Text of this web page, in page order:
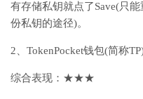
有存储私钥就点了Save(只
份私钥的途径)。
2、TokenPocket钱包(简称TP)
综合表现：★★★